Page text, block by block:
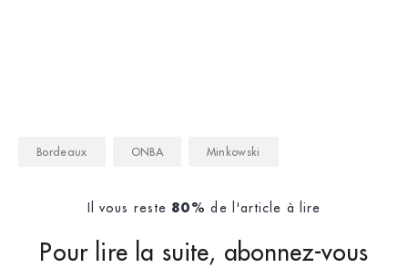
Bordeaux ONBA Minkowski
Il vous reste 80% de l'article à lire
Pour lire la suite, abonnez-vous